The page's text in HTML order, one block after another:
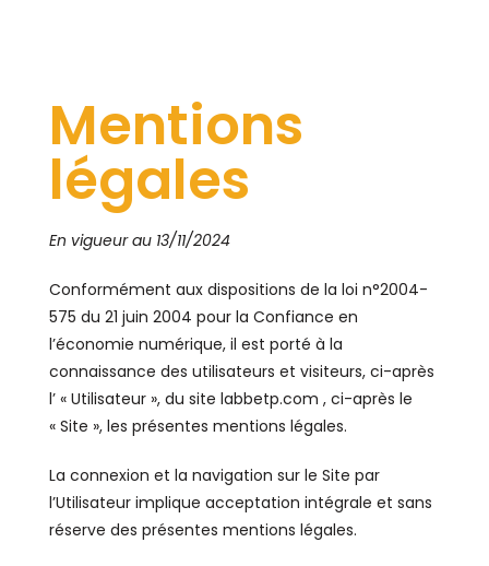
Mentions
légales
En vigueur au 13/11/2024
Conformément aux dispositions de la loi n°2004-
575 du 21 juin 2004 pour la Confiance en
l’économie numérique, il est porté à la
connaissance des utilisateurs et visiteurs, ci-après
l’ « Utilisateur », du site labbetp.com , ci-après le
« Site », les présentes mentions légales.
La connexion et la navigation sur le Site par
l’Utilisateur implique acceptation intégrale et sans
réserve des présentes mentions légales.